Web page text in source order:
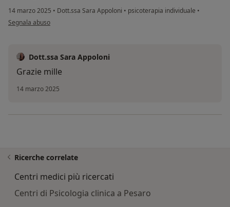
14 marzo 2025 • Dott.ssa Sara Appoloni • psicoterapia individuale •
secondo l'opinione dell'utente S.S.
Segnala abuso
Dott.ssa Sara Appoloni
Grazie mille
14 marzo 2025
Ricerche correlate
Centri medici più ricercati
Centri di Psicologia clinica a Pesaro